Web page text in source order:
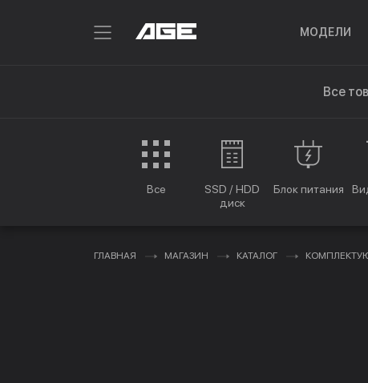
МОДЕЛИ
Все
Все
SSD / HDD
диск
Блок питания
ГЛАВНАЯ МАГАЗИН КАТАЛОГ